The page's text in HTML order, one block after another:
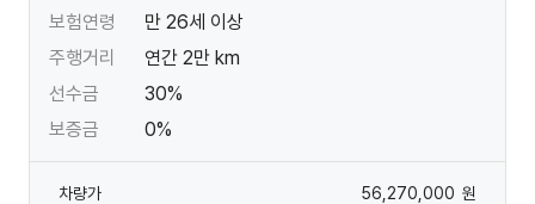
보험연령
만 26세 이상
주행거리
연간 2만 km
선수금
30%
보증금
0%
차량가 56,270,000 원